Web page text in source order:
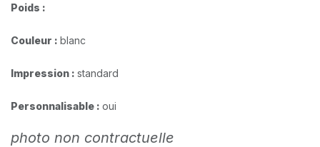
Poids :
Couleur : blanc
Impression : standard​
Personnalisable : oui
photo non contractuelle